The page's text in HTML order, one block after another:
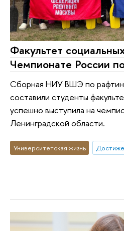
Факультет
Чемпионате России
Сборная НИУ ВШЭ по
составили студенты
успешно выступила на
Ленинградской области.
Университетская жизнь